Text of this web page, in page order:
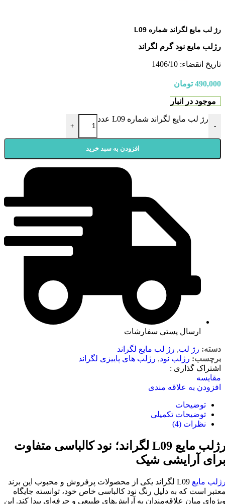
رژ لب مایع لگراند شماره L09
رژلب مایع نود گرم لگراند
تاریخ انقضاء: 1406/10
490,000 تومان
موجود در انبار
-
رژ لب مایع لگراند شماره L09 عدد
+
افزودن به سبد خرید
ارسال پستی سفارشات
دسته: رژ لب, رژ لب مایع لگراند
برچسب: رژلب نود, رژلب های پاییزی لگراند
اشتراک گذاری :
مقایسه
افزودن به علاقه مندی
توضیحات
توضیحات تکمیلی
نظرات (4)
رژلب مایع L09 لگراند؛ نود کالباسی متفاوت
آرایشی شیک
مایع
L09 لگراند یکی از محصولات پرفروش و محبوب این برند
است که به دلیل رنگ نود کالباسی خاص خود، توانسته جایگاه
میان علاقه‌مندان به آرایش‌های طبیعی و حرفه‌ای پیدا کند. این